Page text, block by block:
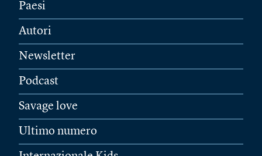
Paesi
Autori
Newsletter
Podcast
Savage love
Ultimo numero